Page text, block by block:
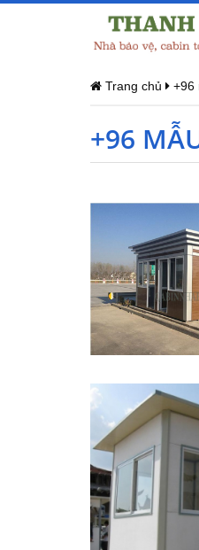
Trang chủ +96
+96